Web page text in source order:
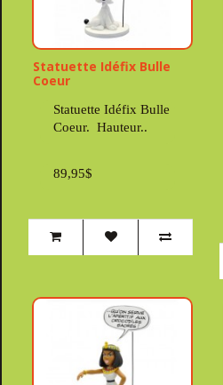
Statuette Idéfix Bulle
Coeur
Statuette Idéfix Bulle
Coeur. Hauteur..
89,95$